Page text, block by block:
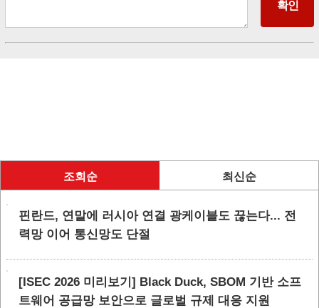
조회순 최신순
핀란드, 연말에 러시아 연결 광케이블도 끊는다... 전
력망 이어 통신망도 단절
[ISEC 2026 미리보기] Black Duck, SBOM 기반 소프
트웨어 공급망 보안으로 글로벌 규제 대응 지원